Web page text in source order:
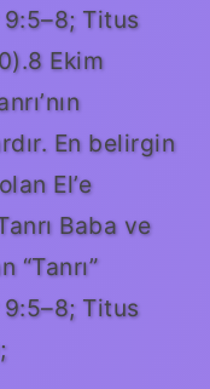
Titus
Ekim
En belirgin
El’e
Baba ve
“Tanrı”
Titus